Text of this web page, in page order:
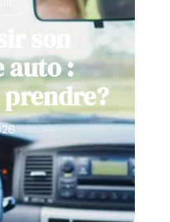
son
auto :
prendre?